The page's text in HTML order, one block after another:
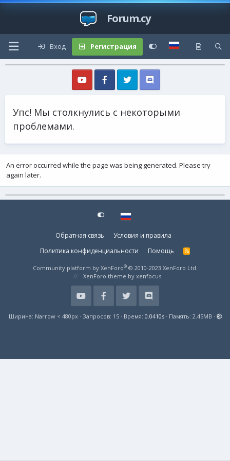
Forum.cy
Вход Регистрация
Упс! Мы столкнулись с некоторыми
проблемами.
An error occurred while the page was being generated. Please try
again later.
Обратная связь
Условия и правила
Политика конфиденциальности
Помощь
R
S
Community platform by XenForo® © 2010-2023 XenForo Ltd.
XenForo theme by xenfocus
Ширина Запросов 15 Время 0.0410s Память 2.45MB